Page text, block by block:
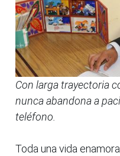
Con larga trayectoria
nunca abandona a
teléfono.
Toda una vida